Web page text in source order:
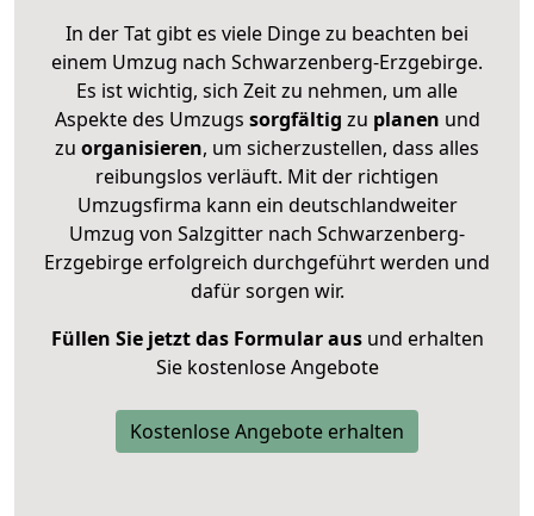
In der Tat gibt es viele Dinge zu beachten bei
einem Umzug nach Schwarzenberg-Erzgebirge.
Es ist wichtig, sich Zeit zu nehmen, um alle
Aspekte des Umzugs sorgfältig zu planen und
zu organisieren, um sicherzustellen, dass alles
reibungslos verläuft. Mit der richtigen
Umzugsfirma kann ein deutschlandweiter
Umzug von Salzgitter nach Schwarzenberg-
Erzgebirge erfolgreich durchgeführt werden und
dafür sorgen wir.
Füllen Sie jetzt das Formular ausund erhalten
Sie kostenlose Angebote
Kostenlose Angebote erhalten